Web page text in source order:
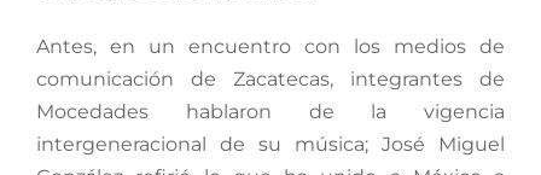
Antes, en un encuentro con los medios de
comunicación de Zacatecas, integrantes de
Mocedades hablaron de la vigencia
intergeneracional de su música; José Miguel